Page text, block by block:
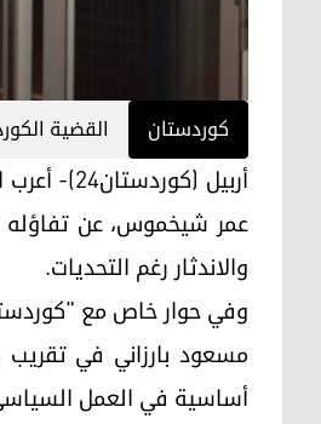
کوردستان القضية
أربيل
عمر شيخموس، عن تفاؤله
والاندثار رغم التحديات.
مسعود بارزاني في تقريب
أساسية في العمل